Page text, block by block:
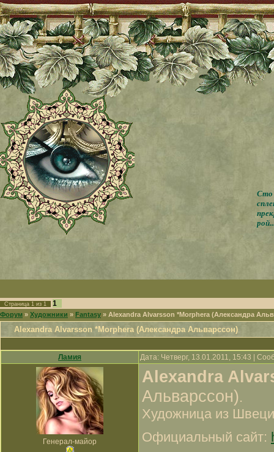
Сто
Страница 1 из 1 1
Форум » Художники » Fantasy » Alexandra Alvarsson *Morphera (Александра
Alexandra Alvarsson *Morphera (Александра Альварссон)
Ламия Дата: Четверг, 13.01.2011, 15:43 |
Генерал-майор
Alexandra
Альварссон).
Художница из
Официальный сайт: